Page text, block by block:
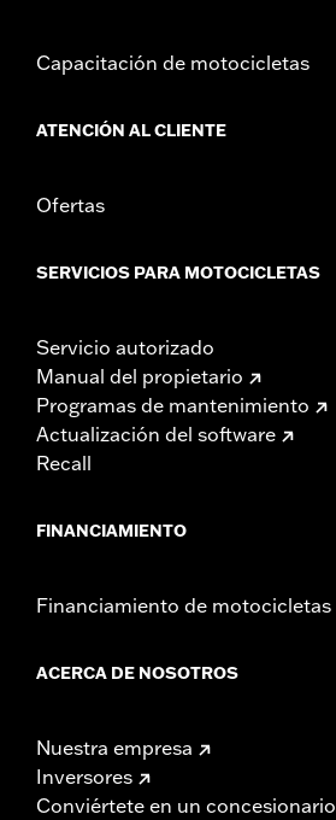
Capacitación de motocicletas
ATENCIÓN AL CLIENTE
Ofertas
SERVICIOS PARA MOTOCICLETAS
Servicio autorizado
Manual del propietario
Programas de mantenimiento
Actualización del software
Recall
FINANCIAMIENTO
Financiamiento de motocicletas
ACERCA DE NOSOTROS
Nuestra empresa
Inversores
Conviértete en un concesionario